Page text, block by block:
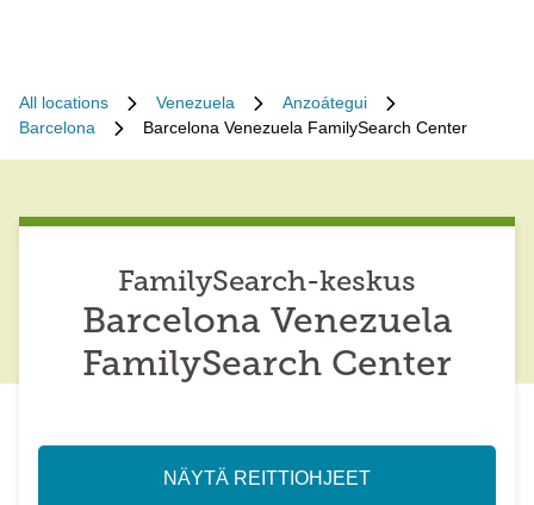
All locations Venezuela
Anzoátegui
Barcelona
Barcelona Venezuela FamilySearch Center
FamilySearch-keskus
Barcelona Venezuela
FamilySearch Center
NÄYTÄ REITTIOHJEET